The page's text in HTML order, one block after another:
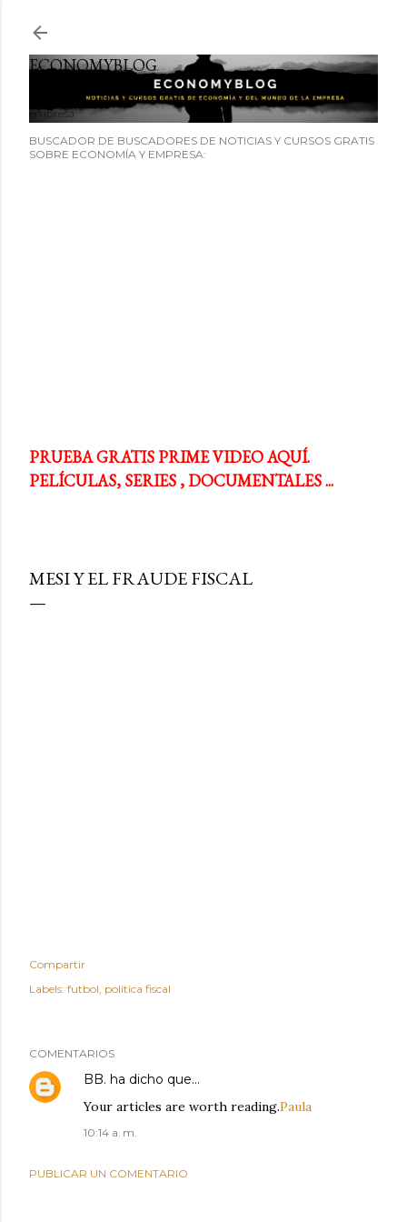
ECONOMYBLOG
Noticias y cursos GRATIS sobre economía y el mundo de la
empresa
BUSCADOR DE BUSCADORES DE NOTICIAS Y CURSOS GRATIS
SOBRE ECONOMÍA Y EMPRESA:
PRUEBA GRATIS PRIME VIDEO AQUÍ.
PELÍCULAS, SERIES , DOCUMENTALES ...
MESI Y EL FRAUDE FISCAL
Compartir
Labels: futbol política fiscal
COMENTARIOS
BB. ha dicho que…
Your articles are worth reading.Paula
10:14 a. m.
PUBLICAR UN COMENTARIO